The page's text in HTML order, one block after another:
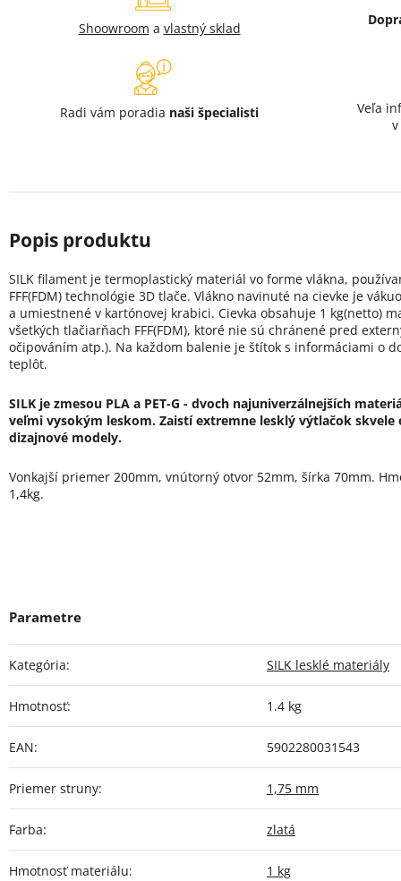
Shoowroom a vlastný sklad
Radi vám poradia naši špecialisti
Veľa
v
SILK filament je termoplastický materiál vo forme vlákna,
FFF(FDM) technológie 3D tlače. Vlákno navinuté na cievke je
a umiestnené v kartónovej krabici. Cievka obsahuje 1 kg(netto)
všetkých tlačiarňach FFF(FDM), ktoré nie sú chránené pred
očipováním atp.). Na každom balenie je štítok s informáciami o
teplôt.
SILK je zmesou PLA a PET-G - dvoch najuniverzálnejších
veľmi vysokým leskom. Zaistí extremne lesklý výtlačok skvele
dizajnové modely.
Vonkajší priemer 200mm, vnútorný otvor 52mm, šírka 70mm.
1,4kg.
Kategória: SILK lesklé materiály
Hmotnosť: 1.4 kg
EAN: 5902280031543
Priemer struny: 1,75 mm
Farba: zlatá
Hmotnosť materiálu: 1 kg